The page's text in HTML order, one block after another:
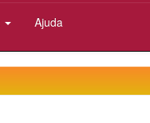
Ajuda